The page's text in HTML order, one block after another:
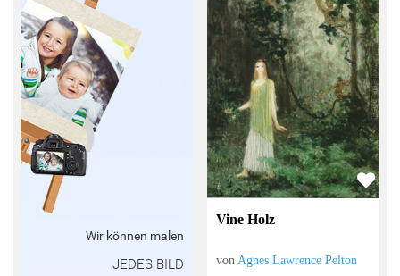
Wir können malen
JEDES BILD
Vine Holz
vonAgnes Lawrence Pelton